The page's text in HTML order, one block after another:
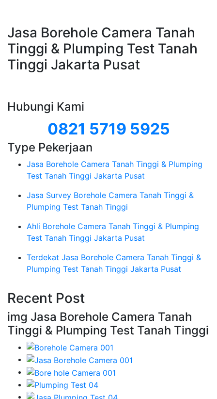
Jasa Borehole Camera Tanah
Tinggi & Plumping Test Tanah
Tinggi Jakarta Pusat
Hubungi Kami
0821 5719 5925
Type Pekerjaan
Jasa Borehole Camera Tanah Tinggi & Plumping
Test Tanah Tinggi Jakarta Pusat
Jasa Survey Borehole Camera Tanah Tinggi &
Plumping Test Tanah Tinggi
Ahli Borehole Camera Tanah Tinggi & Plumping
Test Tanah Tinggi Jakarta Pusat
Terdekat Jasa Borehole Camera Tanah Tinggi &
Plumping Test Tanah Tinggi Jakarta Pusat
Recent Post
img Jasa Borehole Camera Tanah
Tinggi & Plumping Test Tanah Tinggi